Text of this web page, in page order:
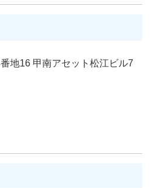
地16甲南アセット松江ビル7